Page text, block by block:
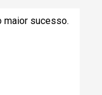
maior sucesso.